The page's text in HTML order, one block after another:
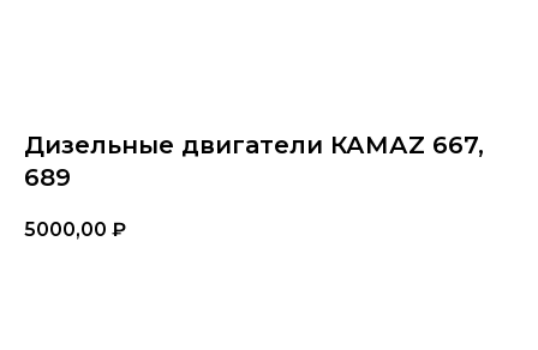
Дизельные двигатели КАМАZ 667,
689
5000,00 ₽